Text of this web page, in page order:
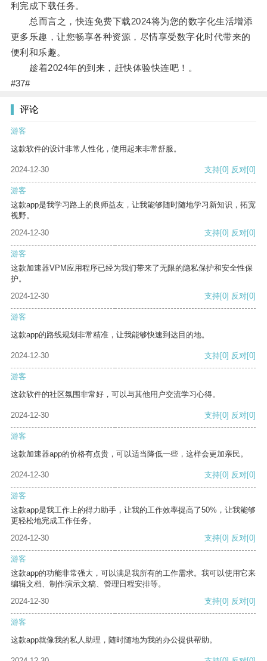
利完成下载任务。
总而言之，快连免费下载2024将为您的数字化生活增添
更多乐趣，让您畅享各种资源，尽情享受数字化时代带来的
便利和乐趣。
趁着2024年的到来，赶快体验快连吧！。
#37#
评论
游客
这款软件的设计非常人性化，使用起来非常舒服。
2024-12-30 支持[0] 反对[0]
游客
这款app是我学习路上的良师益友，让我能够随时随地学习新知识，拓宽
视野。
2024-12-30
支持[0] 反对[0]
游客
这款加速器VPM应用程序已经为我们带来了无限的隐私保护和安全性保
护。
2024-12-30
支持[0] 反对[0]
游客
这款app的路线规划非常精准，让我能够快速到达目的地。
2024-12-30 支持[0] 反对[0]
游客
这款软件的社区氛围非常好，可以与其他用户交流学习心得。
2024-12-30 支持[0] 反对[0]
游客
这款加速器app的价格有点贵，可以适当降低一些，这样会更加亲民。
2024-12-30 支持[0] 反对[0]
游客
这款app是我工作上的得力助手，让我的工作效率提高了50%，让我能够
更轻松地完成工作任务。
2024-12-30
支持[0] 反对[0]
游客
这款app的功能非常强大，可以满足我所有的工作需求。我可以使用它来
编辑文档、制作演示文稿、管理日程安排等。
2024-12-30
支持[0] 反对[0]
游客
这款app就像我的私人助理，随时随地为我的办公提供帮助。